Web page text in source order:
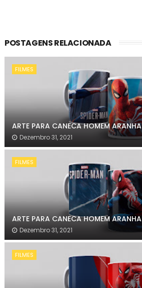
POSTAGENS RELACIONADA
FILMES
ARTE PARA CANECA HOMEM ARANHA
Dezembro 31, 2021
FILMES
ARTE PARA CANECA HOMEM ARANHA
Dezembro 31, 2021
FILMES